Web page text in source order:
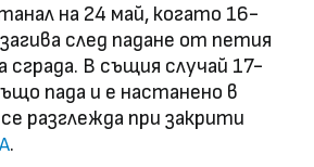
на 24 май, когато 16-
след падане от петия
В същия случай 17-
пада и е настанено в
разглежда при закрити
.